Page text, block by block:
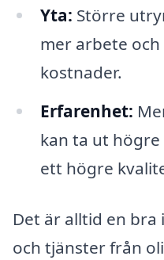
Yta: Större
mer arbete
kostnader.
Erfarenhet:
kan ta ut
ett högre
Det är alltid en
och tjänster från